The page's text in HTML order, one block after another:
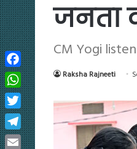
जनता
CM Yogi
Raksha Rajneeti
Facebook
WhatsApp
Twitter
Telegram